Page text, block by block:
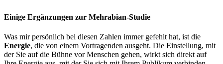
Einige Ergänzungen zur Mehrabian-Studie
Was mir persönlich bei diesen Zahlen immer gefehlt hat, ist die
Energie, die von einem Vortragenden ausgeht. Die Einstellung, mit
der Sie auf die Bühne vor Menschen gehen, wirkt sich direkt auf